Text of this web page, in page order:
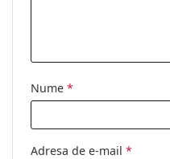
Nume *
Adresa de e-mail *